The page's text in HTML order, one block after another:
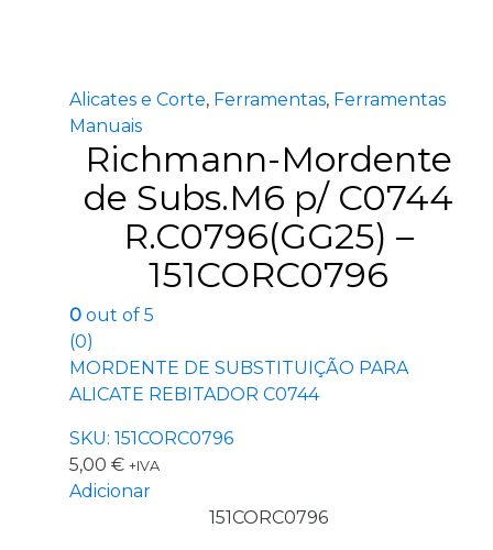
Alicates e Corte, Ferramentas, Ferramentas
Manuais
Richmann-Mordente
de Subs.M6 p/ C0744
R.C0796(GG25) –
151CORC0796
0out of 5
(0)
MORDENTE DE SUBSTITUIÇÃO PARA
ALICATE REBITADOR C0744
SKU: 151CORC0796
5,00 € +IVA
Adicionar
151CORC0796